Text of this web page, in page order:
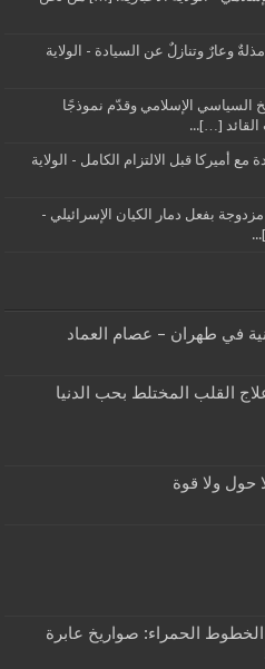
وعارٌ وتنازلٌ عن السيادة - الولاية
السياسي الإسلامي وقدّم نموذجًا
القائد […]...
مع أميركا قبل الالتزام الكامل - الولاية
بفعل دمار الكيان الإسرائيلي -
في طهران – عصام العماد
القلب المختلط بحب الدنيا
ولا قوة
الحمراء: صواريخ عابرة